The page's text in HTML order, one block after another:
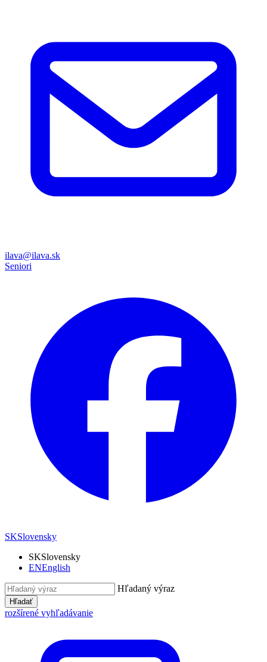
ilava@ilava.sk
Seniori
SKSlovensky
SKSlovensky
ENEnglish
Hľadaný výraz
Hľadať
rozšírené vyhľadávanie